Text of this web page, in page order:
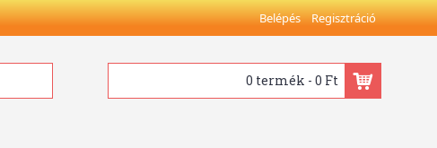
Belépés Regisztráció
0 termék - 0 Ft